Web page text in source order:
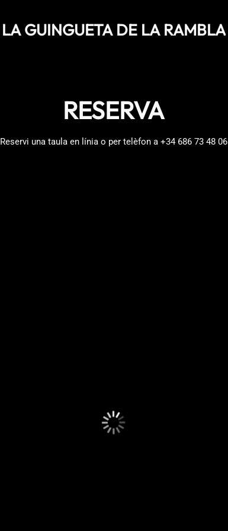
LA GUINGUETA DE LA RAMBLA
RESERVA
Reservi una taula en línia o per telèfon a +34 686 73 48 06